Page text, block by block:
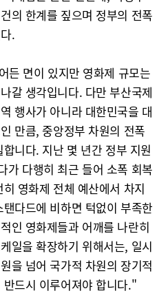
의 한계를 짚으며 정부의 전폭
.
든 면이 있지만 영화제 규모는
갈 생각입니다. 다만 부산국제
행사가 아니라 대한민국을 대
만큼, 중앙정부 차원의 전폭
니다. 지난 몇 년간 정부 지원
가 다행히 최근 들어 소폭 회복
영화제 전체 예산에서 차지
다드에 비하면 턱없이 부족한
인 영화제들과 어깨를 나란히
일을 확장하기 위해서는, 일시
을 넘어 국가적 차원의 장기적
드시 이루어져야 합니다."